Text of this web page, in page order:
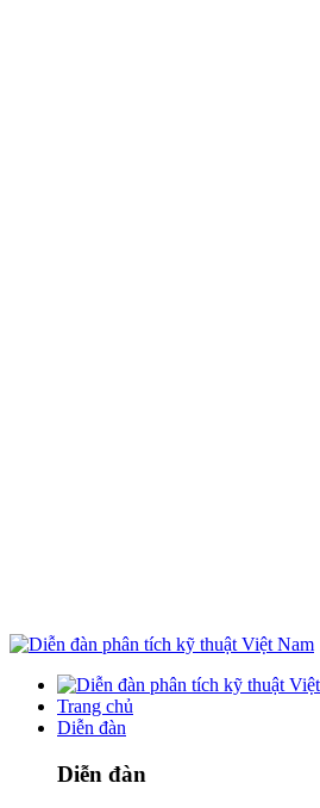
Trang chủ
Diễn đàn
Diễn đàn